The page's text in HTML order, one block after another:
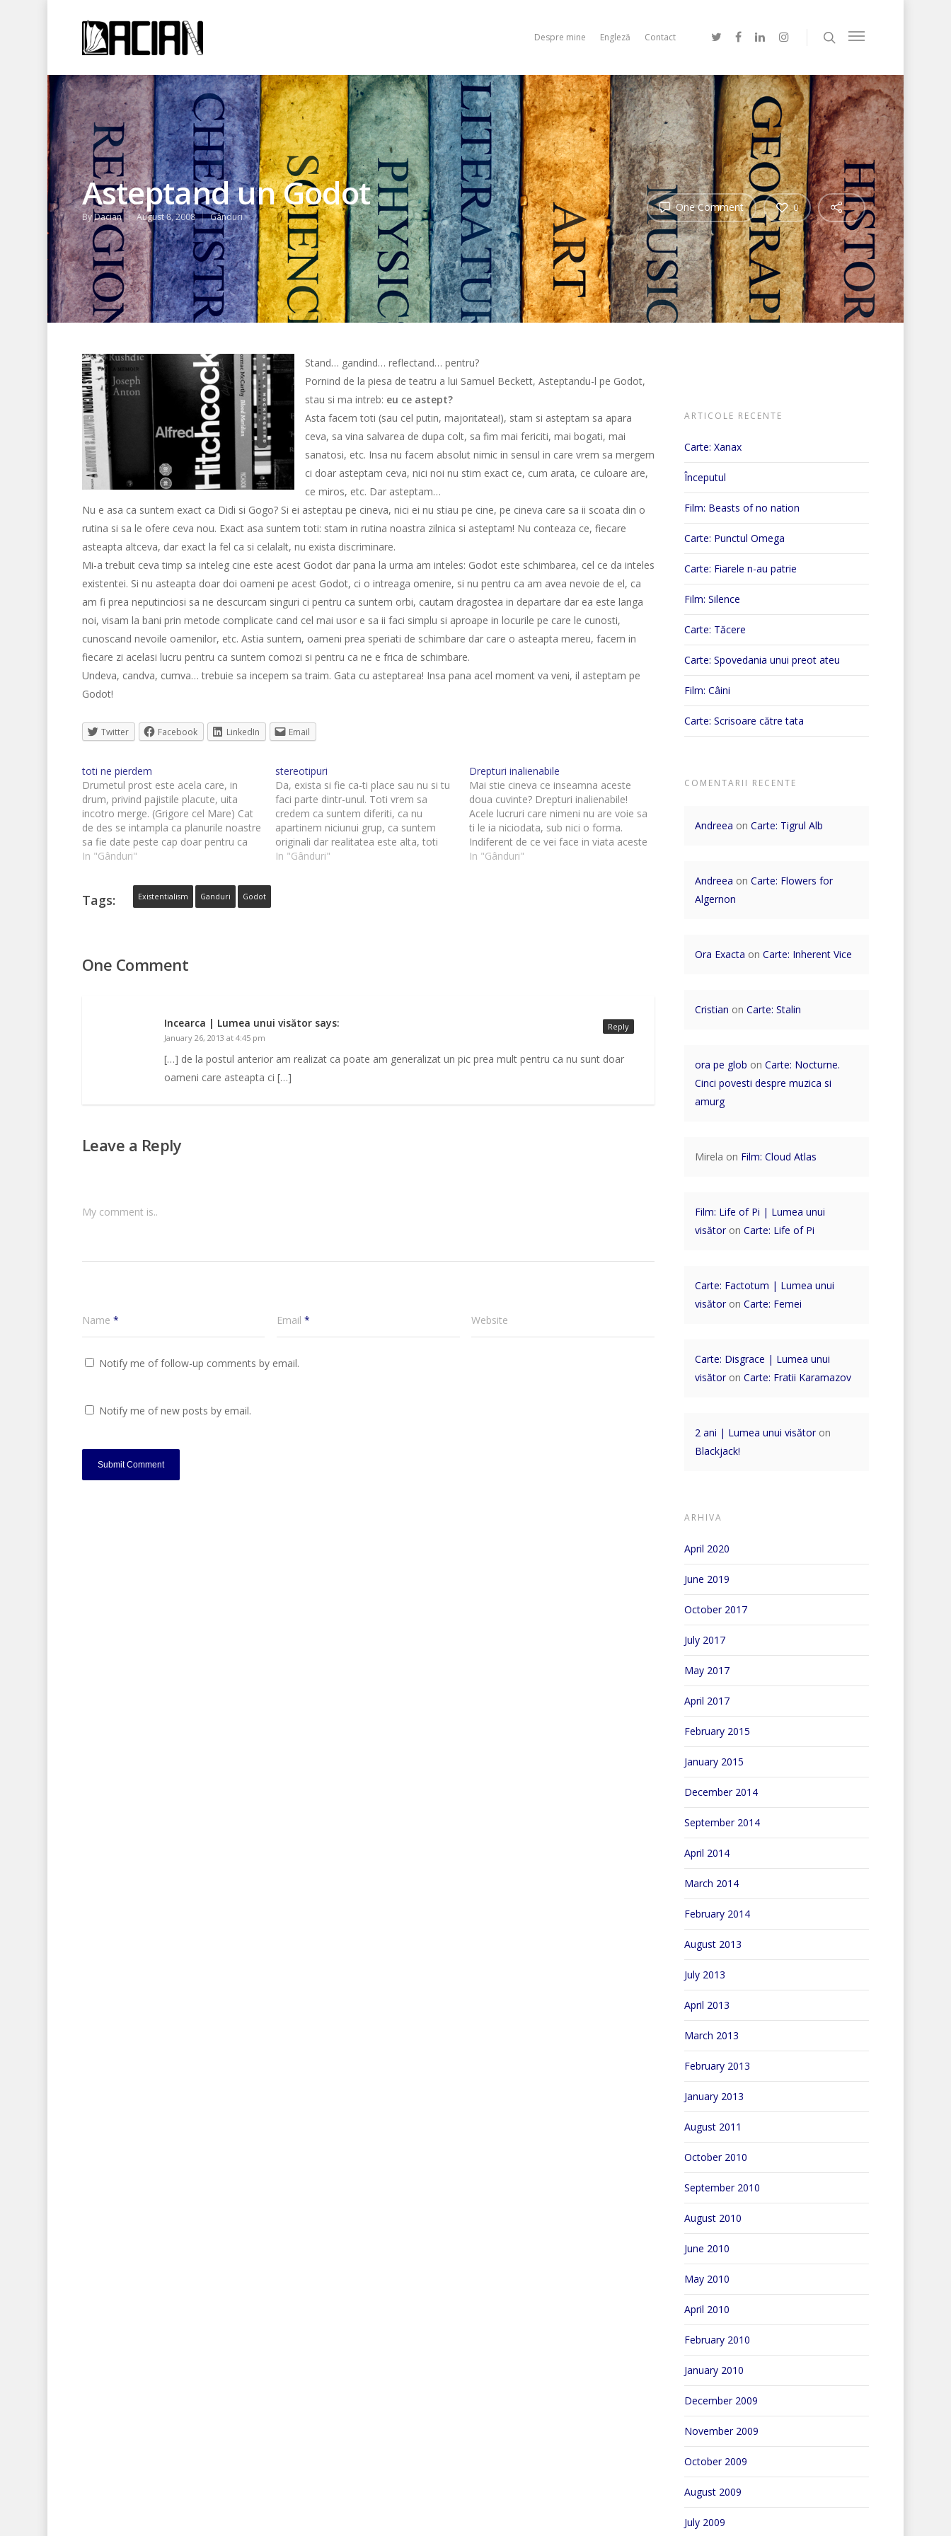
Despre mine Engleză Contact
Asteptand un Godot
ByDacian August 8, 2008 Gânduri
One Comment 0
Stand… gandind… reflectand… pentru?
Pornind de la piesa de teatru a lui Samuel Beckett, Asteptandu-l pe Godot,
stau si ma intreb: eu ce astept?
Asta facem toti (sau cel putin, majoritatea!), stam si asteptam sa apara
ceva, sa vina salvarea de dupa colt, sa fim mai fericiti, mai bogati, mai
sanatosi, etc. Insa nu facem absolut nimic in sensul in care vrem sa mergem
ci doar asteptam ceva, nici noi nu stim exact ce, cum arata, ce culoare are,
ce miros, etc. Dar asteptam…
Nu e asa ca suntem exact ca Didi si Gogo? Si ei asteptau pe cineva, nici ei nu stiau pe cine, pe cineva care sa ii scoata din o
rutina si sa le ofere ceva nou. Exact asa suntem toti: stam in rutina noastra zilnica si asteptam! Nu conteaza ce, fiecare
asteapta altceva, dar exact la fel ca si celalalt, nu exista discriminare.
Mi-a trebuit ceva timp sa inteleg cine este acest Godot dar pana la urma am inteles: Godot este schimbarea, cel ce da inteles
existentei. Si nu asteapta doar doi oameni pe acest Godot, ci o intreaga omenire, si nu pentru ca am avea nevoie de el, ca
am fi prea neputinciosi sa ne descurcam singuri ci pentru ca suntem orbi, cautam dragostea in departare dar ea este langa
noi, visam la bani prin metode complicate cand cel mai usor e sa ii faci simplu si aproape in locurile pe care le cunosti,
cunoscand nevoile oamenilor, etc. Astia suntem, oameni prea speriati de schimbare dar care o asteapta mereu, facem in
fiecare zi acelasi lucru pentru ca suntem comozi si pentru ca ne e frica de schimbare.
Undeva, candva, cumva… trebuie sa incepem sa traim. Gata cu asteptarea! Insa pana acel moment va veni, il asteptam pe
Godot!
Twitter Facebook LinkedIn Email
toti ne pierdem
Drumetul prost este acela care, in
drum, privind pajistile placute, uita
incotro merge. (Grigore cel Mare) Cat
de des se intampla ca planurile noastre
sa fie date peste cap doar pentru ca
nu mai stim ce am inceput, sau ce am
inconsistenta isi arata…
In "Gânduri"
stereotipuri
Da, exista si fie ca-ti place sau nu si tu
faci parte dintr-unul. Toti vrem sa
credem ca suntem diferiti, ca nu
apartinem niciunui grup, ca suntem
originali dar realitatea este alta, toti
facem parte dintr-un anumit grup.
In "Gânduri"
Drepturi inalienabile
Mai stie cineva ce inseamna aceste
doua cuvinte? Drepturi inalienabile!
Acele lucruri care nimeni nu are voie sa
ti le ia niciodata, sub nici o forma.
Indiferent de ce vei face in viata aceste
drepturi le vei avea. Ca ele exista pe
In "Gânduri"
Tags: Existentialism Ganduri Godot
One Comment
Incearca | Lumea unui visător says:
January 26, 2013 at 4:45 pm
[…] de la postul anterior am realizat ca poate am generalizat un pic prea mult pentru ca nu sunt doar
oameni care asteapta ci […]
Reply
Leave a Reply
My comment is..
Name * Email * Website
Notify me of follow-up comments by email.
Notify me of new posts by email.
ARTICOLE RECENTE
Carte: Xanax
Începutul
Film: Beasts of no nation
Carte: Punctul Omega
Carte: Fiarele n-au patrie
Film: Silence
Carte: Tăcere
Carte: Spovedania unui preot ateu
Film: Câini
Carte: Scrisoare către tata
COMENTARII RECENTE
Andreea on Carte: Tigrul Alb
Andreea on Carte: Flowers for
Algernon
Ora Exacta on Carte: Inherent Vice
Cristian on Carte: Stalin
ora pe glob on Carte: Nocturne.
Cinci povesti despre muzica si
amurg
Mirela on Film: Cloud Atlas
Film: Life of Pi | Lumea unui
visătoron Carte: Life of Pi
Carte: Factotum | Lumea unui
visătoron Carte: Femei
Carte: Disgrace | Lumea unui
visătoron Carte: Fratii Karamazov
2 ani | Lumea unui visătoron
Blackjack!
ARHIVA
April 2020
June 2019
October 2017
July 2017
May 2017
April 2017
February 2015
January 2015
December 2014
September 2014
April 2014
March 2014
February 2014
August 2013
July 2013
April 2013
March 2013
February 2013
January 2013
August 2011
October 2010
September 2010
August 2010
June 2010
May 2010
April 2010
February 2010
January 2010
December 2009
November 2009
October 2009
August 2009
July 2009